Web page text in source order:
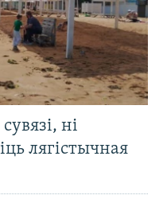
ні
лягістычная